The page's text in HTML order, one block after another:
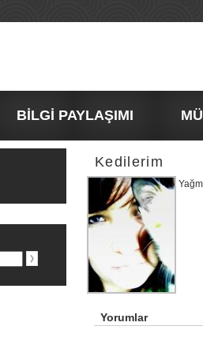
BİLGİ PAYLAŞIMI
Kedilerim
Yorumlar